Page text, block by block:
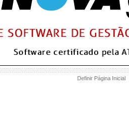
Definir Página Inicial